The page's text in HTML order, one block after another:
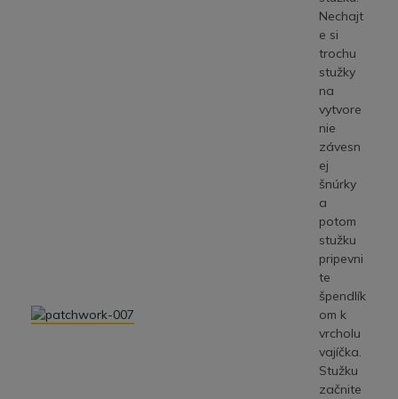
Nechajt
e si
trochu
stužky
na
vytvore
nie
závesn
ej
šnúrky
a
potom
stužku
pripevni
te
špendlík
om k
vrcholu
vajíčka.
Stužku
začnite